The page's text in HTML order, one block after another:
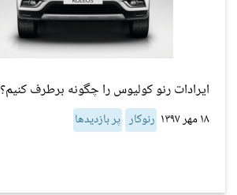
ایرادات رنو کولیوس را چگونه برطرف کنیم؟
۱۸ مهر ۱۳۹۷ رنوکار پر بازدیدها